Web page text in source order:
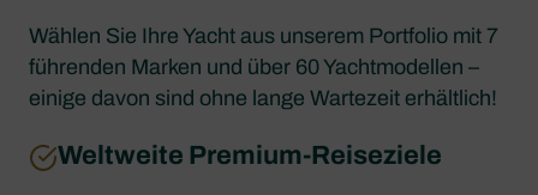
Wählen Sie Ihre Yacht aus unserem Portfolio mit 7
führenden Marken und über 60 Yachtmodellen –
einige davon sind ohne lange Wartezeit erhältlich!
Weltweite Premium-Reiseziele